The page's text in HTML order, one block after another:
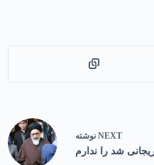
NEXT نوشته
شد را ندارم